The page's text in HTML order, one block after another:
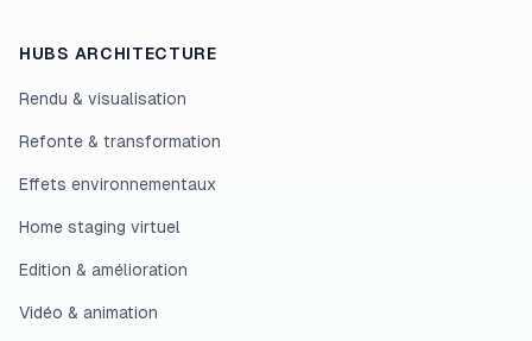
HUBS ARCHITECTURE
Rendu & visualisation
Refonte & transformation
Effets environnementaux
Home staging virtuel
Edition & amélioration
Vidéo & animation